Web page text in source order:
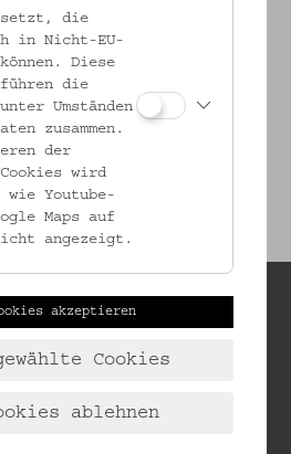
die
in Nicht-EU-
Diese
die
Umständen
zusammen.
der
wird
wie Youtube-
Maps auf
angezeigt.
akzeptieren
Cookies
ablehnen